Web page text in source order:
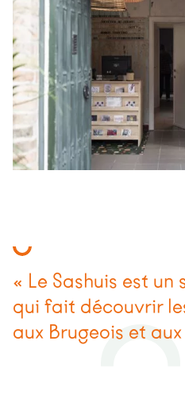
« Le Sashuis est un
qui fait découvrir
aux Brugeois et